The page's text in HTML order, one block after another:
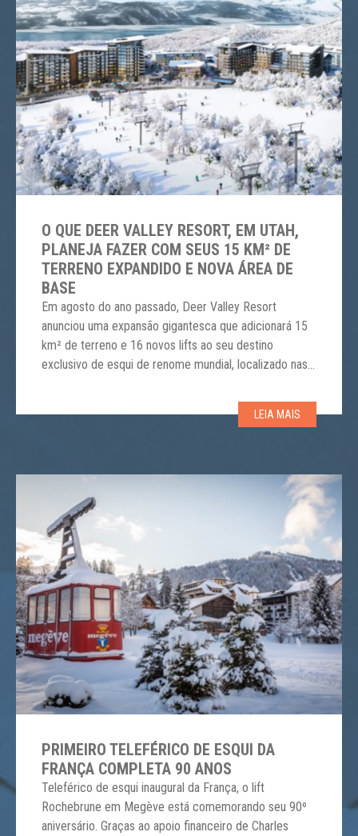
O QUE DEER VALLEY RESORT, EM UTAH,
PLANEJA FAZER COM SEUS 15 KM² DE
TERRENO EXPANDIDO E NOVA ÁREA DE
BASE
Em agosto do ano passado, Deer Valley Resort
anunciou uma expansão gigantesca que adicionará 15
km² de terreno e 16 novos lifts ao seu destino
exclusivo de esqui de renome mundial, localizado nas
da aquisição e integração do emergente Mayflower
LEIA MAIS
PRIMEIRO TELEFÉRICO DE ESQUI DA
FRANÇA COMPLETA 90 ANOS
Teleférico de esqui inaugural da França, o lift
Rochebrune em Megève está comemorando seu 90º
aniversário. Graças ao apoio financeiro de Charles